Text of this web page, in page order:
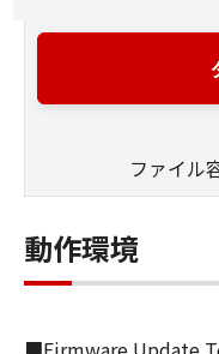
とは、「許
タの記憶媒
と、アクセ
しくは実行
します）す
た、お客様
ファイ
動作環境